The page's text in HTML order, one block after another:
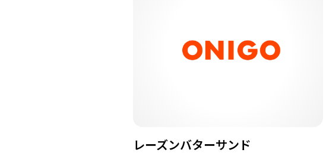
レーズンバターサンド